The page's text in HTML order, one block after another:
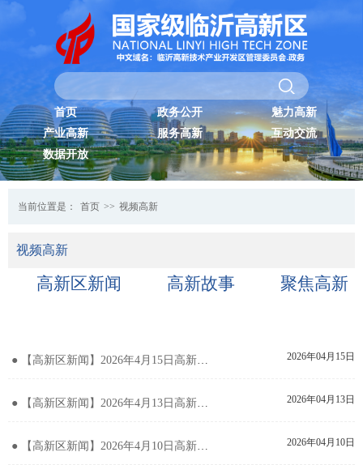
首页 政务公开
魅力高新
产业高新
服务高新
互动交流
数据开放
当前位置是： 首页 >> 视频高新
视频高新
高新区新闻 高新故事 聚焦高新
● 【高新区新闻】2026年4月15日高新区新闻 2026年04月15日
● 【高新区新闻】2026年4月13日高新区新闻 2026年04月13日
● 【高新区新闻】2026年4月10日高新区新闻 2026年04月10日